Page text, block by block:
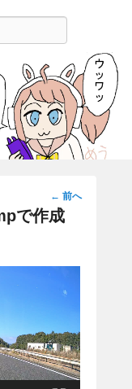
隔離倉庫
くれたサイトです。
投
稿
ゲ
ン
← 前へ
で作成